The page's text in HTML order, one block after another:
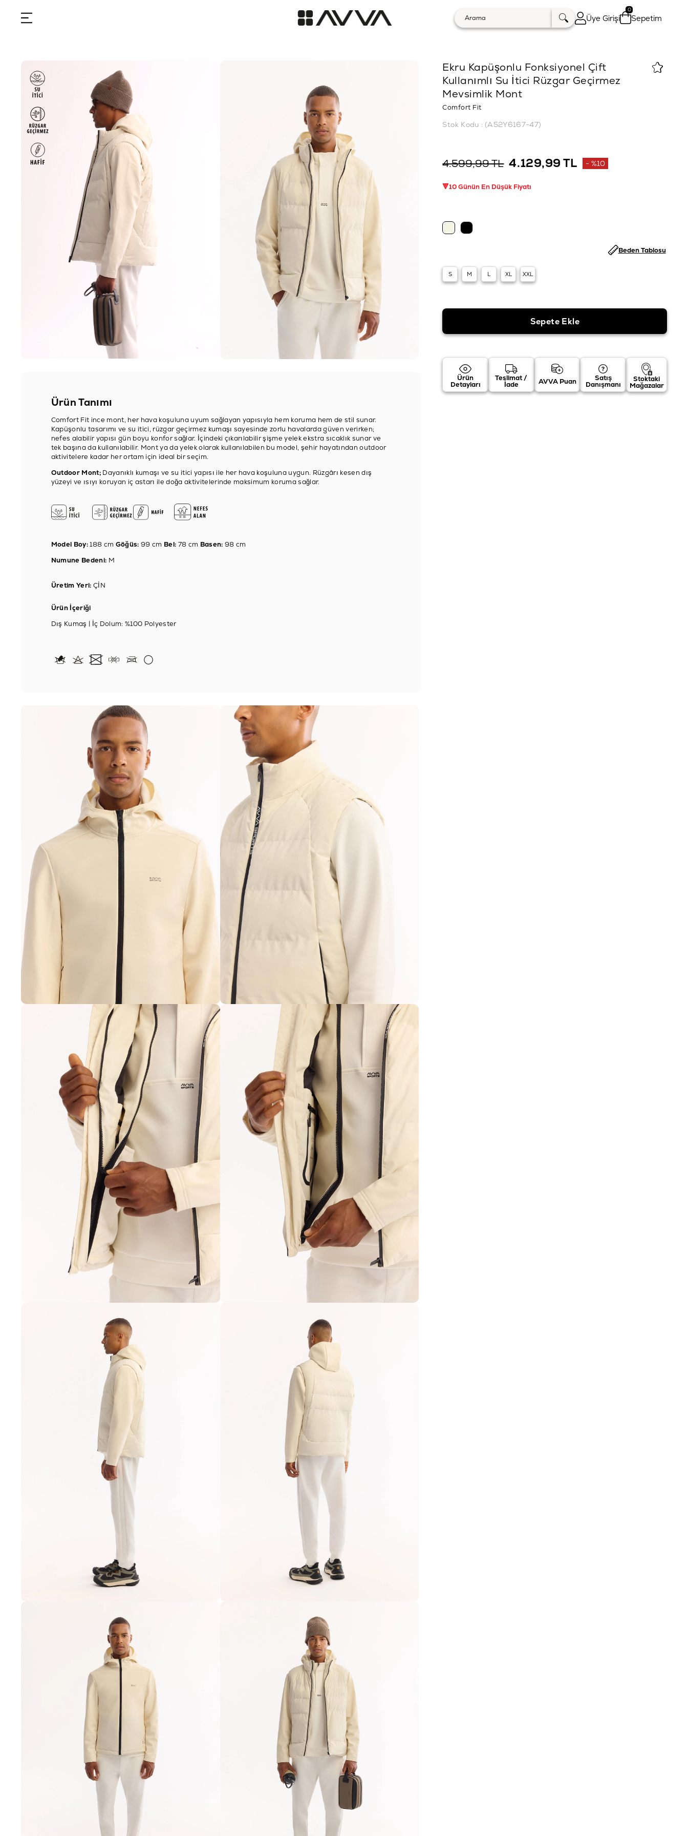
Üye Girişi Sepetim
0
Ürün Tanımı
Comfort Fit ince mont, her hava koşuluna uyum sağlayan yapısıyla hem koruma hem de stil sunar.
Kapüşonlu tasarımı ve su itici, rüzgar geçirmez kumaşı sayesinde zorlu havalarda güven verirken;
nefes alabilir yapısı gün boyu konfor sağlar. İçindeki çıkarılabilir şişme yelek ekstra sıcaklık sunar ve
tek başına da kullanılabilir. Mont ya da yelek olarak kullanılabilen bu model, şehir hayatından outdoor
aktivitelere kadar her ortam için ideal bir seçim.
Outdoor Mont;Dayanıklı kumaşı ve su itici yapısı ile her hava koşuluna uygun. Rüzgârı kesen dış
yüzeyi ve ısıyı koruyan iç astarı ile doğa aktivitelerinde maksimum koruma sağlar.
Model Boy:188 cm Göğüs: 99 cm Bel: 78 cm Basen: 98 cm
Numune Bedeni: M
Üretim Yeri: ÇİN
Ürün İçeriği
Dış Kumaş | İç Dolum: %100 Polyester
Ekru Kapüşonlu Fonksiyonel Çift
Kullanımlı Su İtici Rüzgar Geçirmez
Mevsimlik Mont
Comfort Fit
Stok Kodu (A52Y6167-47)
4.599,99 TL 4.129,99 TL %10
🔻10 Günün En Düşük Fiyatı
S M L XL XXL
Beden Tablosu
Ürün
Detayları
Teslimat /
İade AVVA Puan Satış
Danışmanı
Stoktaki
Mağazalar